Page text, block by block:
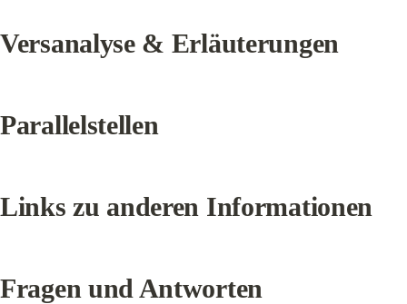
Versanalyse & Erläuterungen
Parallelstellen
Links zu anderen Informationen
Fragen und Antworten